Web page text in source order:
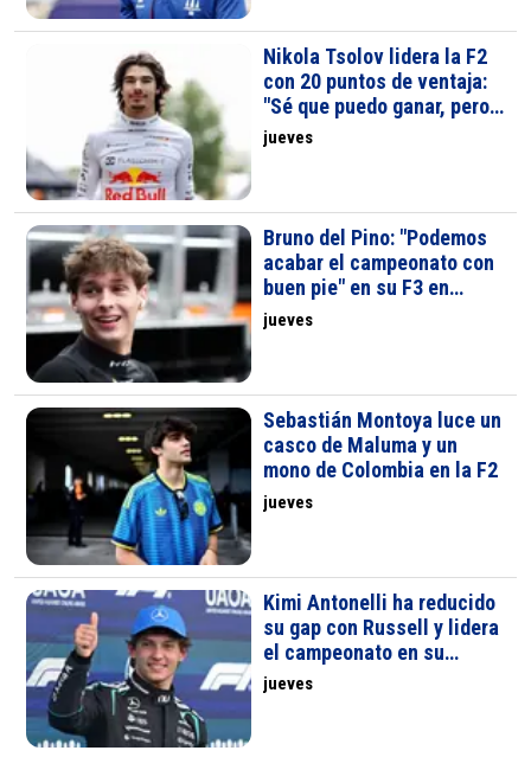
Nikola Tsolov lidera la F2
con 20 puntos de ventaja:
"Sé que puedo ganar, pero
no necesito hacerlo"
jueves
Bruno del Pino: "Podemos
acabar el campeonato con
buen pie" en su F3 en
Madrid
jueves
Sebastián Montoya luce un
casco de Maluma y un
mono de Colombia en la F2
jueves
Kimi Antonelli ha reducido
su gap con Russell y lidera
el campeonato en su
segunda temporada
jueves